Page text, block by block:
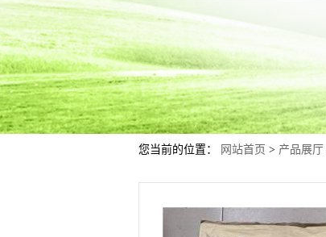
您当前的位置： 网站首页 > 产品展厅